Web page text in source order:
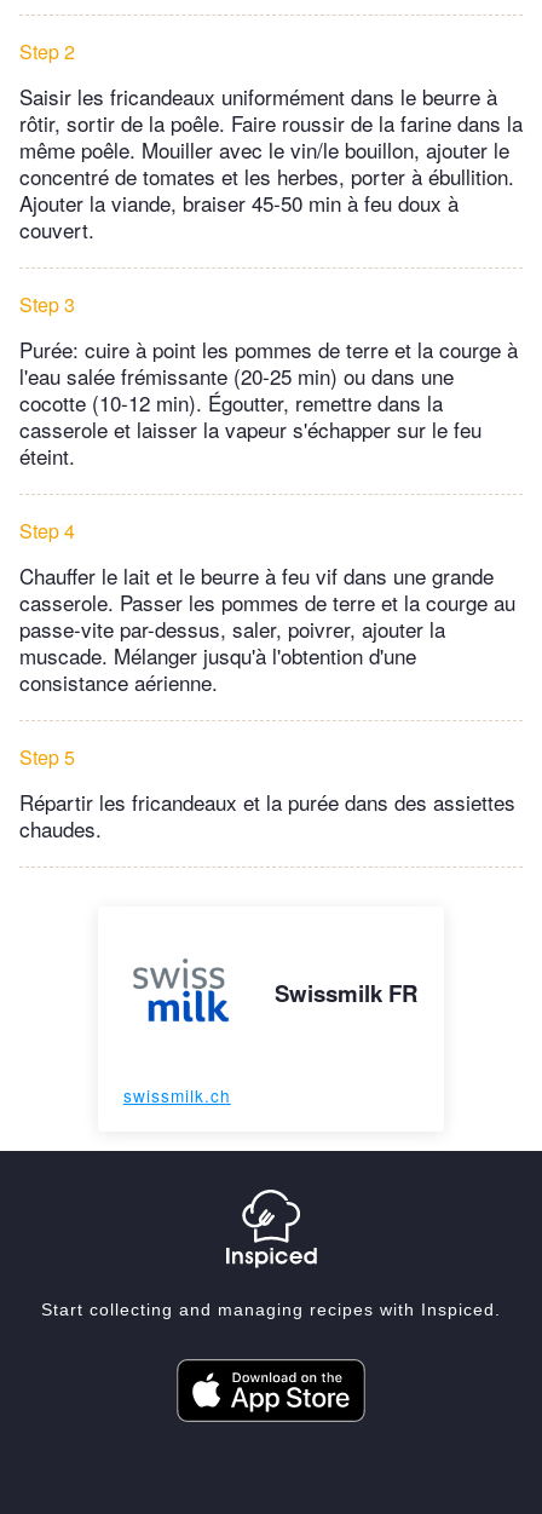
Step 2
Saisir les fricandeaux uniformément dans le beurre à
rôtir, sortir de la poêle. Faire roussir de la farine dans la
même poêle. Mouiller avec le vin/le bouillon, ajouter le
concentré de tomates et les herbes, porter à ébullition.
Ajouter la viande, braiser 45-50 min à feu doux à
couvert.
Step 3
Purée: cuire à point les pommes de terre et la courge à
l'eau salée frémissante (20-25 min) ou dans une
cocotte (10-12 min). Égoutter, remettre dans la
casserole et laisser la vapeur s'échapper sur le feu
éteint.
Step 4
Chauffer le lait et le beurre à feu vif dans une grande
casserole. Passer les pommes de terre et la courge au
passe-vite par-dessus, saler, poivrer, ajouter la
muscade. Mélanger jusqu'à l'obtention d'une
consistance aérienne.
Step 5
Répartir les fricandeaux et la purée dans des assiettes
chaudes.
Swissmilk FR
swissmilk.ch
Start collecting and managing recipes with Inspiced.